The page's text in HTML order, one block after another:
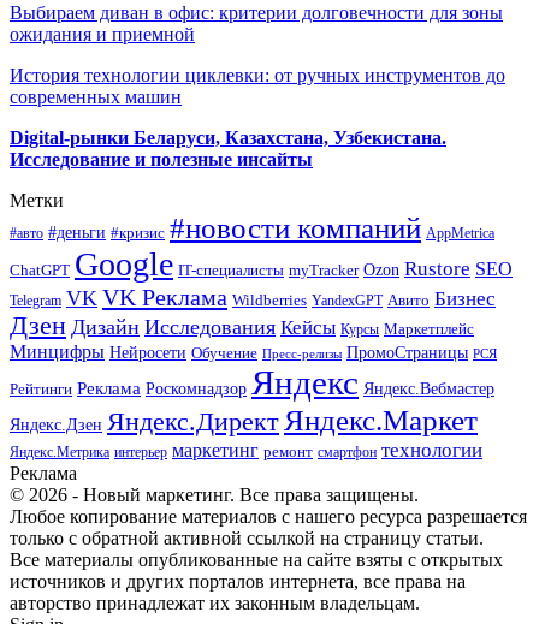
Выбираем диван в офис: критерии долговечности для зоны
ожидания и приемной
История технологии циклевки: от ручных инструментов до
современных машин
Digital-рынки Беларуси, Казахстана, Узбекистана.
Исследование и полезные инсайты
Метки
#авто #деньги #кризис #новости компаний AppMetrica
ChatGPT Google IT-специалисты myTracker Ozon Rustore SEO
Telegram VK VK Реклама Wildberries YandexGPT Авито Бизнес
Дзен Дизайн Исследования Кейсы Курсы Маркетплейс
Минцифры Нейросети Обучение Пресс-релизы ПромоСтраницы РСЯ
Рейтинги Реклама Роскомнадзор Яндекс Яндекс.Вебмастер
Яндекс.Дзен Яндекс.ДиректЯндекс.Маркет
Яндекс.Метрика интерьер маркетинг ремонт смартфон технологии
Реклама
© 2026 - Новый маркетинг. Все права защищены.
Любое копирование материалов с нашего ресурса разрешается
только с обратной активной ссылкой на страницу статьи.
Все материалы опубликованные на сайте взяты с открытых
источников и других порталов интернета, все права на
авторство принадлежат их законным владельцам.